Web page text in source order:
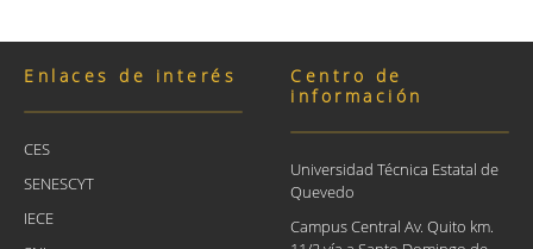
Enlaces de interés
CES
SENESCYT
IECE
Centro de
información
Universidad Técnica Estatal de
Quevedo
Campus Central Av. Quito km.